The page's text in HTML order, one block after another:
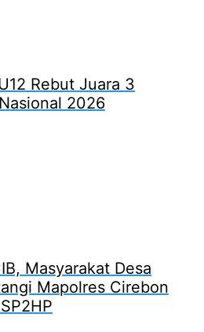
Rebut Juara 3
2026
Masyarakat Desa
Mapolres Cirebon